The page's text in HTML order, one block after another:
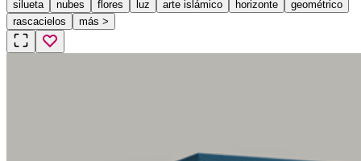
silueta nubes flores luz arte islámico horizonte
geométrico
rascacielos
más >